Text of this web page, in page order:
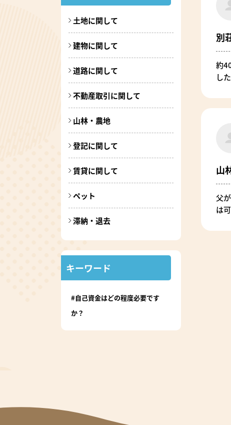
土地に関して
建物に関して
道路に関して
不動産取引に関して
山林・農地
登記に関して
賃貸に関して
ペット
滞納・退去
キーワード
#自己資金はどの程度必要です
か？
別
約
し
山
父
は